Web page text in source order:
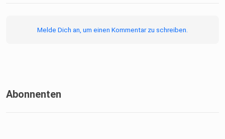
Melde Dich an, um einen Kommentar zu schreiben.
Abonnenten